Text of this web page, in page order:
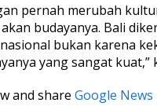
pernah merubah
budayanya. Bali
bukan karena
yang sangat kuat,”
and share Google News